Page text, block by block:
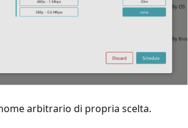
arbitrario di propria scelta.